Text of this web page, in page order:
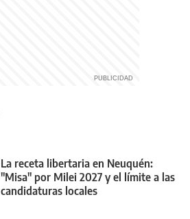
La receta libertaria en Neuquén:
"Misa" por Milei 2027 y el límite a las
candidaturas locales